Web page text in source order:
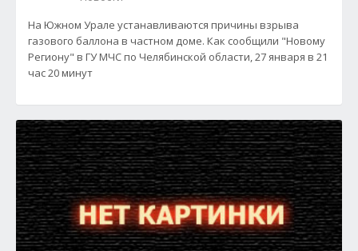
На Южном Урале устанавливаются причины взрыва
газового баллона в частном доме. Как сообщили "Новому
Региону" в ГУ МЧС по Челябинской области, 27 января в 21
час 20 минут